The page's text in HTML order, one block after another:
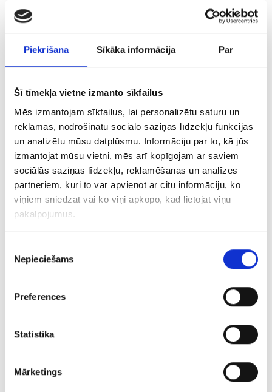
Piekrišana Sīkāka informācija Par
Šī tīmekļa vietne izmanto sīkfailus
Mēs izmantojam sīkfailus, lai personalizētu saturu un
reklāmas, nodrošinātu sociālo saziņas līdzekļu funkcijas
un analizētu mūsu datplūsmu. Informāciju par to, kā jūs
izmantojat mūsu vietni, mēs arī kopīgojam ar saviem
sociālās saziņas līdzekļu, reklamēšanas un analīzes
partneriem, kuri to var apvienot ar citu informāciju, ko
viņiem sniedzat vai ko viņi apkopo, kad lietojat viņu
pakalpojumus.
izvēle
Nepieciešams
Preferences
Statistika
Mārketings
sērija, kas ir viens no veltījumiem Latvijas
Kanādas kalnrūpniecības kompānija šahtā
Austrālijas rietumu daļā ieguvusi divus
milzīgus zelta tīrradņus, kuru kopējā cena
varētus sasniegt 11,5 miljonus ASV dolāru jeb
gandrīz 10 miljonus eiro!
‹ 1 2 3 4 5 6 7 8 9 10 ... 18 19